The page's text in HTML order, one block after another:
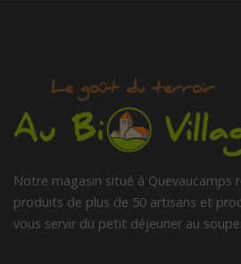
Notre magasin situé à Quevaucamps
produits de plus de 50 artisans et
vous servir du petit déjeuner au